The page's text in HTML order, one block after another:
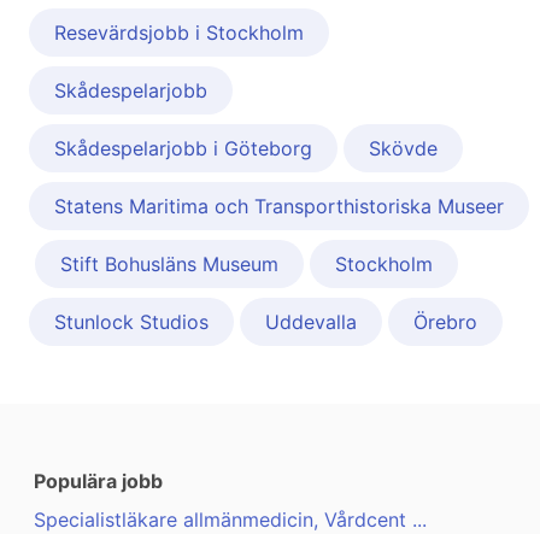
Resevärdsjobb i Stockholm
Skådespelarjobb
Skådespelarjobb i Göteborg Skövde
Statens Maritima och Transporthistoriska Museer
Stift Bohusläns Museum Stockholm
Stunlock Studios Uddevalla Örebro
Populära jobb
Specialistläkare allmänmedicin, Vårdcent ...